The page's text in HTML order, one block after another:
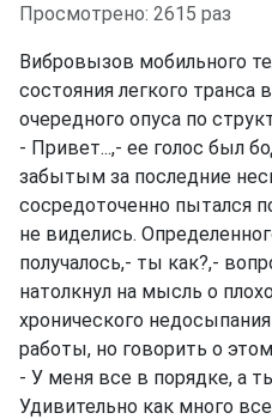
Просмотрено: 2615 раз
Вибровызов мобильного
состояния легкого транса
очередного опуса по
- Привет...,- ее голос был
забытым за последние
сосредоточенно пытался
не виделись.
получалось,- ты как?,-
натолкнул на мысль о
хронического
работы, но говорить о
- У меня все в порядке, а
Удивительно как много